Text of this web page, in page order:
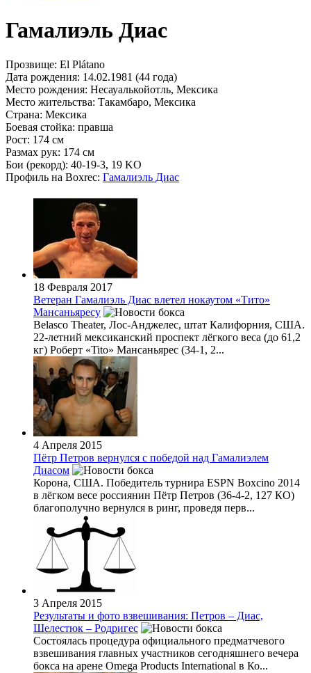
Гамалиэль Диас
Прозвище: El Plátano
Дата рождения: 14.02.1981 (44 года)
Место рождения: Несауалькойотль, Мексика
Место жительства: Такамбаро, Мексика
Страна: Мексика
Боевая стойка: правша
Рост: 174 см
Размах рук: 174 см
Бои (рекорд): 40-19-3, 19 KO
Профиль на Boxrec: Гамалиэль Диас
18 Февраля 2017
Ветеран Гамалиэль Диас влетел нокаутом «Тито»
Мансаньяресу
Belasco Theater, Лос-Анджелес, штат Калифорния, США.
22-летний мексиканский проспект лёгкого веса (до 61,2
кг) Роберт «Tito» Мансаньярес (34-1, 2...
4 Апреля 2015
Пётр Петров вернулся с победой над Гамалиэлем
Диасом
Корона, США. Победитель турнира ESPN Boxcino 2014
в лёгком весе россиянин Пётр Петров (36-4-2, 127 КО)
благополучно вернулся в ринг, проведя перв...
3 Апреля 2015
Результаты и фото взвешивания: Петров – Диас,
Шелестюк – Родригес
Состоялась процедура официального предматчевого
взвешивания главных участников сегодняшнего вечера
бокса на арене Omega Products International в Ко...